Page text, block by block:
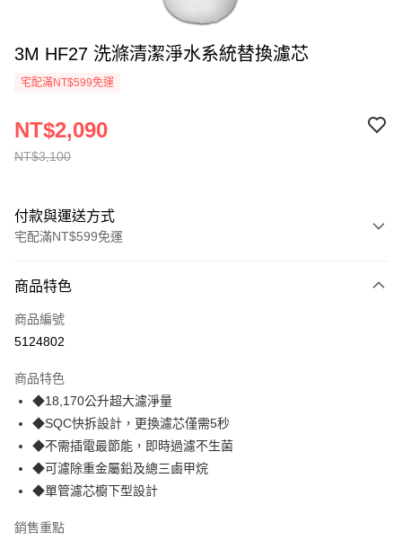
3M HF27 洗滌清潔淨水系統替換濾芯
宅配滿NT$599免運
NT$3,100
NT$2,090
付款與運送方式
宅配滿NT$599免運
信用卡一次付款
信用卡分期付款
合作金庫商業銀行
華南商業銀行
上海商業儲蓄銀行
台北富邦商業銀行
國泰世華商業銀行
兆豐國際商業銀行
臺灣中小企業銀行
匯豐（台灣）商業銀行
聯邦商業銀行
元大商業銀行
LINE Pay
Apple Pay
街口支付
悠遊付
AFTEE先享後付
商品特色
商品編號
5124802
商品特色
◆18,170公升超大濾淨量
◆SQC快拆設計，更換濾芯僅需5秒
◆不需插電最節能，即時過濾不生菌
◆可濾除重金屬鉛及總三鹵甲烷
◆單管濾芯櫥下型設計
銷售重點